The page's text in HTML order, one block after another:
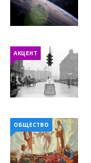
АКЦЕНТ
ОБЩЕСТВО